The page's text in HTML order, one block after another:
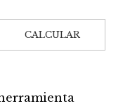
CALCULAR